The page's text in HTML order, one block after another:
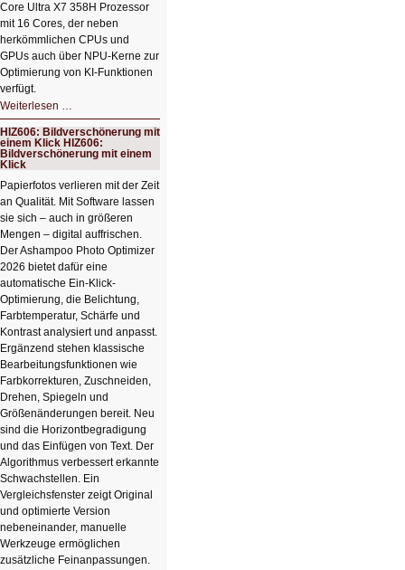
Core Ultra X7 358H Prozessor
mit 16 Cores, der neben
herkömmlichen CPUs und
GPUs auch über NPU-Kerne zur
Optimierung von KI-Funktionen
verfügt.
Weiterlesen …
Schicker
kompakter
Rechenturbo
HIZ606: Bildverschönerung mit
einem Klick HIZ606:
Bildverschönerung mit einem
Klick
Papierfotos verlieren mit der Zeit
an Qualität. Mit Software lassen
sie sich – auch in größeren
Mengen – digital auffrischen.
Der Ashampoo Photo Optimizer
2026 bietet dafür eine
automatische Ein-Klick-
Optimierung, die Belichtung,
Farbtemperatur, Schärfe und
Kontrast analysiert und anpasst.
Ergänzend stehen klassische
Bearbeitungsfunktionen wie
Farbkorrekturen, Zuschneiden,
Drehen, Spiegeln und
Größenänderungen bereit. Neu
sind die Horizontbegradigung
und das Einfügen von Text. Der
Algorithmus verbessert erkannte
Schwachstellen. Ein
Vergleichsfenster zeigt Original
und optimierte Version
nebeneinander, manuelle
Werkzeuge ermöglichen
zusätzliche Feinanpassungen.